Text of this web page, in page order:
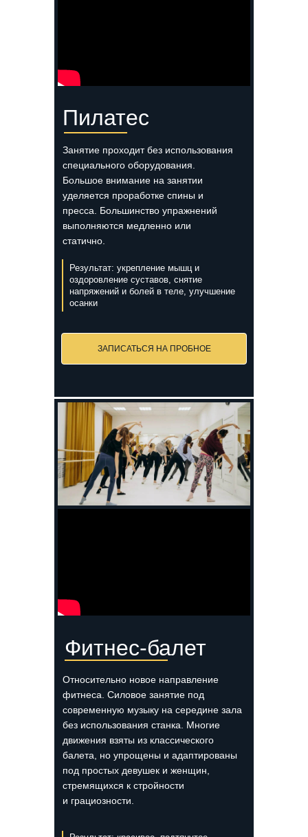
Пилатес
Занятие проходит без использования
специального оборудования.
Большое внимание на занятии
уделяется проработке спины и
пресса. Большинство упражнений
выполняются медленно или
статично.
Результат: укрепление мышц и
оздоровление суставов, снятие
напряжений и болей в теле, улучшение
осанки
ЗАПИСАТЬСЯ НА ПРОБНОЕ
Относительно новое направление
фитнеса. Силовое занятие под
современную музыку на середине зала
без использования станка. Многие
движения взяты из классического
балета, но упрощены и адаптированы
под простых девушек и женщин,
стремящихся к стройности
и грациозности.
Фитнес-балет